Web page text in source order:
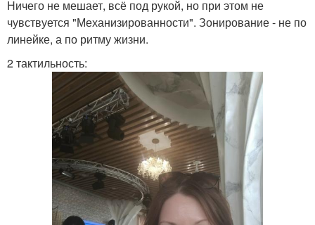
Ничего не мешает, всё под рукой, но при этом не
чувствуется "Механизированности". Зонирование - не по
линейке, а по ритму жизни.
2 тактильность: